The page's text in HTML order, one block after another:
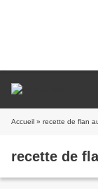
Accueil » recette de flan
recette de